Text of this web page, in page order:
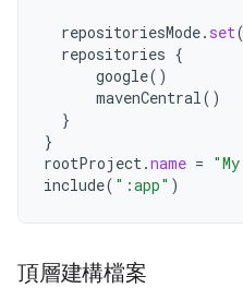
repositoriesMode. set(
repositories {
google()
mavenCentral()
}
}
rootProject.name =
include( ":app" )
頂層建構檔案